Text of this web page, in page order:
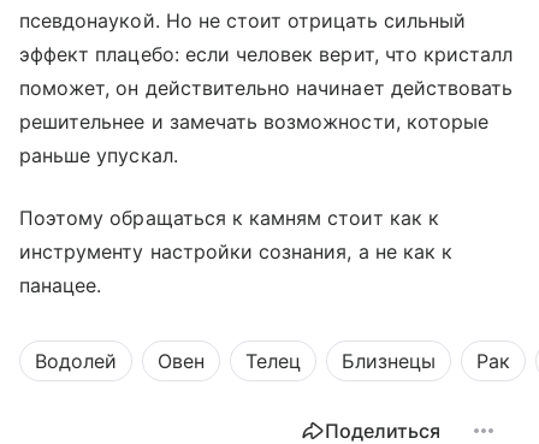
псевдонаукой. Но не стоит отрицать сильный
эффект плацебо: если человек верит, что кристалл
поможет, он действительно начинает действовать
решительнее и замечать возможности, которые
раньше упускал.
Поэтому обращаться к камням стоит как к
инструменту настройки сознания, а не как к
панацее.
Водолей Овен Телец Близнецы Рак
Поделиться